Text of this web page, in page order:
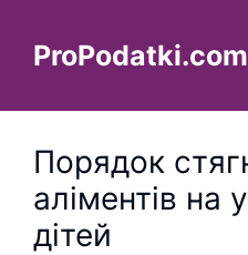
вмісту
Порядок
аліментів на
дітей